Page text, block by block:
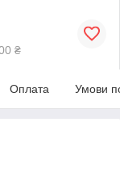
₴
Оплата Умови